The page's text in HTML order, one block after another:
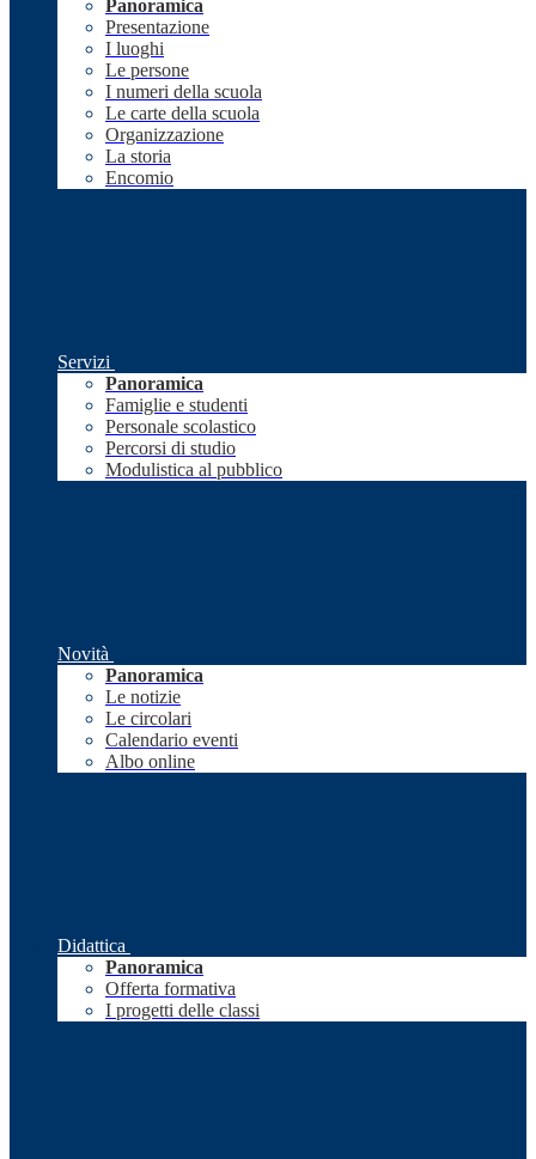
Panoramica
Presentazione
I luoghi
Le persone
I numeri della scuola
Le carte della scuola
Organizzazione
La storia
Encomio
Servizi
Panoramica
Famiglie e studenti
Personale scolastico
Percorsi di studio
Modulistica al pubblico
Novità
Panoramica
Le notizie
Le circolari
Calendario eventi
Albo online
Didattica
Panoramica
Offerta formativa
I progetti delle classi